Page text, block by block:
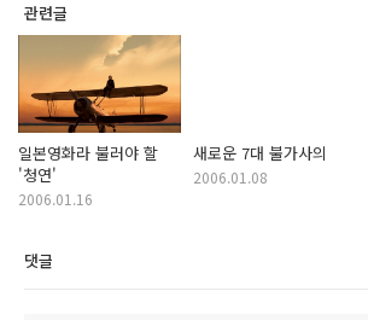
관련글
일본영화라 불러야 할
'청연'
2006.01.16
새로운 7대 불가사의
2006.01.08
댓글